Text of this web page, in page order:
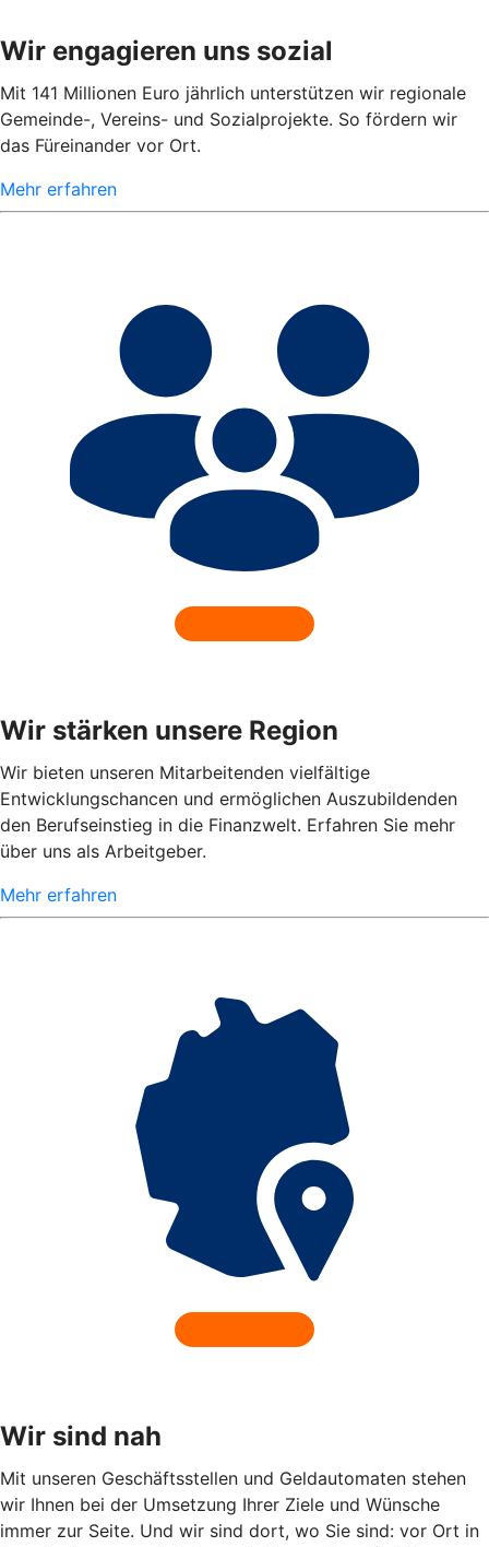
Wir engagieren uns sozial
Mit 141 Millionen Euro jährlich unterstützen wir regionale
Gemeinde-, Vereins- und Sozialprojekte. So fördern wir
das Füreinander vor Ort.
Mehr erfahren
Wir stärken unsere Region
Wir bieten unseren Mitarbeitenden vielfältige
Entwicklungschancen und ermöglichen Auszubildenden
den Berufseinstieg in die Finanzwelt. Erfahren Sie mehr
über uns als Arbeitgeber.
Mehr erfahren
Wir sind nah
Mit unseren Geschäftsstellen und Geldautomaten stehen
wir Ihnen bei der Umsetzung Ihrer Ziele und Wünsche
immer zur Seite. Und wir sind dort, wo Sie sind: vor Ort in